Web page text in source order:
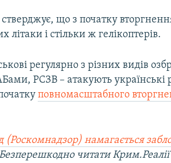
що з початку
літаки і стільки ж гелікоптерів.
регулярно з різних видів
РСЗВ – атакують українські
повномасштабного
(Роскомнадзор) намагається
читати